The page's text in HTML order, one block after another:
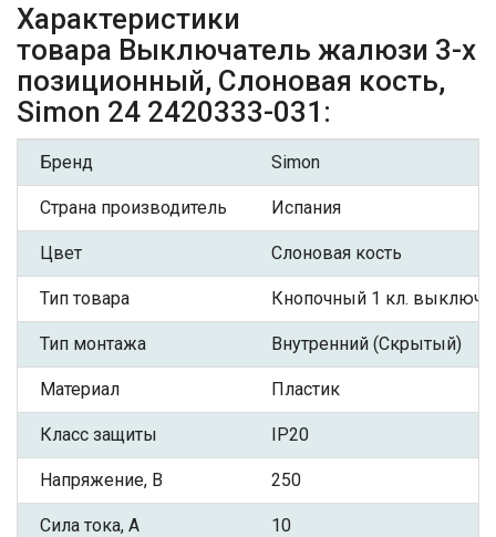
Характеристики
товара Выключатель жалюзи 3-х
позиционный, Слоновая кость,
Simon 24 2420333-031:
Бренд Simon
Страна производитель Испания
Цвет Слоновая кость
Тип товара Кнопочный 1 кл.
Тип монтажа Внутренний (Скрытый)
Материал Пластик
Класс защиты IP20
Напряжение, В 250
Сила тока, А 10